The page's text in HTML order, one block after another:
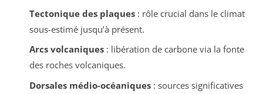
Tectonique des plaques: rôle crucial dans le climat
sous-estimé jusqu’à présent.
Arcs volcaniques: libération de carbone via la fonte
des roches volcaniques.
Dorsales médio-océaniques: sources significatives